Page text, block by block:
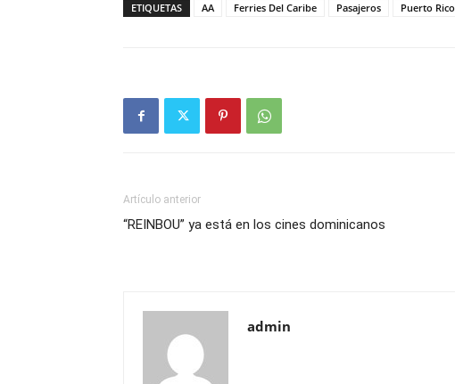
ETIQUETAS AA Ferries Del Caribe Pasajeros Puerto Rico
Artículo anterior
“REINBOU” ya está en los cines dominicanos
admin